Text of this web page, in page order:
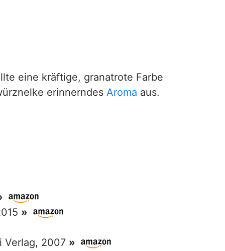
eine kräftige, granatrote Farbe
erinnerndes Aroma aus.
»
Verlag, 2007 »